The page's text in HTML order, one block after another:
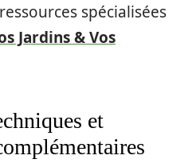
spécialisées
Jardins & Vos
et